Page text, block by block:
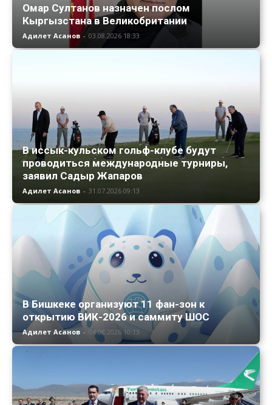
Омар Султанов назначен послом
Кыргызстана в Великобритании
Адилет Асанов - 03.08.2026 18:33
В иссык-кульском гольф-клубе будут
проводиться международные турниры,
заявил Садыр Жапаров
Адилет Асанов - 31.07.2026 09:13
В Бишкеке организуют 11 фан-зон к
открытию ВИК-2026 и саммиту ШОС
Адилет Асанов - 04.08.2026 10:13